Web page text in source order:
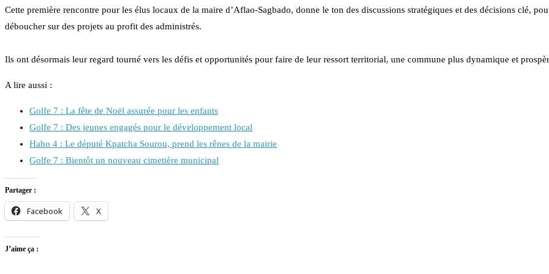
Cette première rencontre pour les élus locaux de la maire d’Aflao-Sagbado, donne le ton des discussions stratégiques et des décisions clé,
déboucher sur des projets au profit des administrés.
Ils ont désormais leur regard tourné vers les défis et opportunités pour faire de leur ressort territorial, une commune plus dynamique et
A lire aussi :
Golfe 7 : La fête de Noël assurée pour les enfants
Golfe 7 : Des jeunes engagés pour le développement local
Haho 4 : Le député Kpatcha Sourou, prend les rênes de la mairie
Golfe 7 : Bientôt un nouveau cimetière municipal
Partager :
Facebook X
J’aime ça :